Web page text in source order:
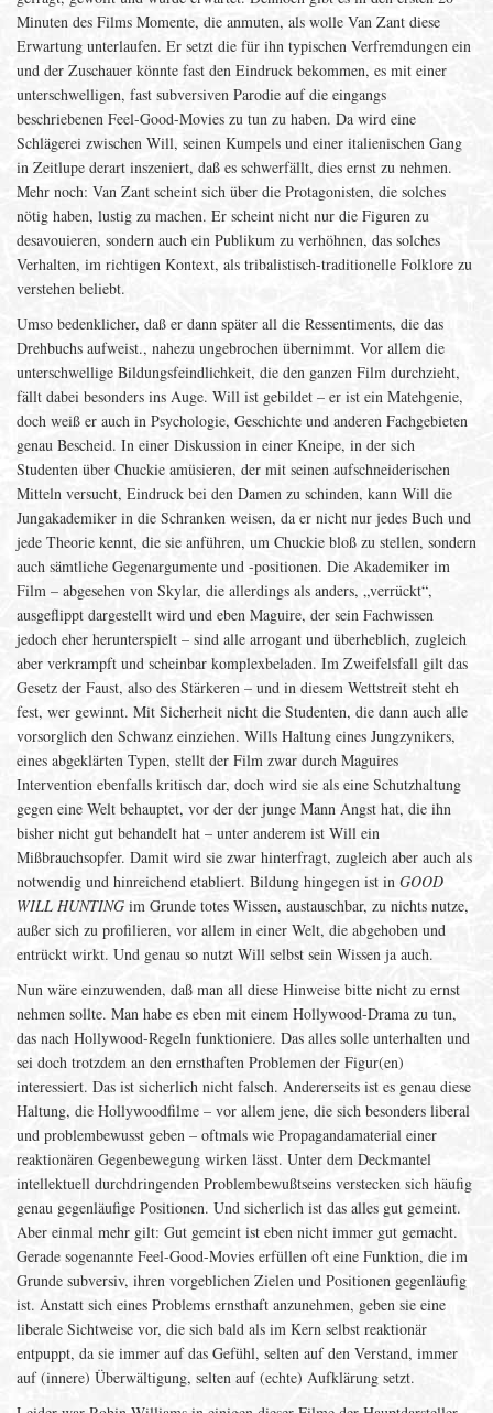
Minuten des Films Momente, die anmuten, als wolle Van Zant diese
Erwartung unterlaufen. Er setzt die für ihn typischen Verfremdungen ein
und der Zuschauer könnte fast den Eindruck bekommen, es mit einer
unterschwelligen, fast subversiven Parodie auf die eingangs
beschriebenen Feel-Good-Movies zu tun zu haben. Da wird eine
Schlägerei zwischen Will, seinen Kumpels und einer italienischen Gang
in Zeitlupe derart inszeniert, daß es schwerfällt, dies ernst zu nehmen.
Mehr noch: Van Zant scheint sich über die Protagonisten, die solches
nötig haben, lustig zu machen. Er scheint nicht nur die Figuren zu
desavouieren, sondern auch ein Publikum zu verhöhnen, das solches
Verhalten, im richtigen Kontext, als tribalistisch-traditionelle Folklore zu
verstehen beliebt.
Umso bedenklicher, daß er dann später all die Ressentiments, die das
Drehbuchs aufweist., nahezu ungebrochen übernimmt. Vor allem die
unterschwellige Bildungsfeindlichkeit, die den ganzen Film durchzieht,
fällt dabei besonders ins Auge. Will ist gebildet – er ist ein Matehgenie,
doch weiß er auch in Psychologie, Geschichte und anderen Fachgebieten
genau Bescheid. In einer Diskussion in einer Kneipe, in der sich
Studenten über Chuckie amüsieren, der mit seinen aufschneiderischen
Mitteln versucht, Eindruck bei den Damen zu schinden, kann Will die
Jungakademiker in die Schranken weisen, da er nicht nur jedes Buch und
jede Theorie kennt, die sie anführen, um Chuckie bloß zu stellen, sondern
auch sämtliche Gegenargumente und -positionen. Die Akademiker im
Film – abgesehen von Skylar, die allerdings als anders, „verrückt“,
ausgeflippt dargestellt wird und eben Maguire, der sein Fachwissen
jedoch eher herunterspielt – sind alle arrogant und überheblich, zugleich
aber verkrampft und scheinbar komplexbeladen. Im Zweifelsfall gilt das
Gesetz der Faust, also des Stärkeren – und in diesem Wettstreit steht eh
fest, wer gewinnt. Mit Sicherheit nicht die Studenten, die dann auch alle
vorsorglich den Schwanz einziehen. Wills Haltung eines Jungzynikers,
eines abgeklärten Typen, stellt der Film zwar durch Maguires
Intervention ebenfalls kritisch dar, doch wird sie als eine Schutzhaltung
gegen eine Welt behauptet, vor der der junge Mann Angst hat, die ihn
bisher nicht gut behandelt hat – unter anderem ist Will ein
Mißbrauchsopfer. Damit wird sie zwar hinterfragt, zugleich aber auch als
notwendig und hinreichend etabliert. Bildung hingegen ist in GOOD
WILL HUNTING im Grunde totes Wissen, austauschbar, zu nichts nutze,
außer sich zu profilieren, vor allem in einer Welt, die abgehoben und
entrückt wirkt. Und genau so nutzt Will selbst sein Wissen ja auch.
Nun wäre einzuwenden, daß man all diese Hinweise bitte nicht zu ernst
nehmen sollte. Man habe es eben mit einem Hollywood-Drama zu tun,
das nach Hollywood-Regeln funktioniere. Das alles solle unterhalten und
sei doch trotzdem an den ernsthaften Problemen der Figur(en)
interessiert. Das ist sicherlich nicht falsch. Andererseits ist es genau diese
Haltung, die Hollywoodfilme – vor allem jene, die sich besonders liberal
und problembewusst geben – oftmals wie Propagandamaterial einer
reaktionären Gegenbewegung wirken lässt. Unter dem Deckmantel
intellektuell durchdringenden Problembewußtseins verstecken sich häufig
genau gegenläufige Positionen. Und sicherlich ist das alles gut gemeint.
Aber einmal mehr gilt: Gut gemeint ist eben nicht immer gut gemacht.
Gerade sogenannte Feel-Good-Movies erfüllen oft eine Funktion, die im
Grunde subversiv, ihren vorgeblichen Zielen und Positionen gegenläufig
ist. Anstatt sich eines Problems ernsthaft anzunehmen, geben sie eine
liberale Sichtweise vor, die sich bald als im Kern selbst reaktionär
entpuppt, da sie immer auf das Gefühl, selten auf den Verstand, immer
auf (innere) Überwältigung, selten auf (echte) Aufklärung setzt.